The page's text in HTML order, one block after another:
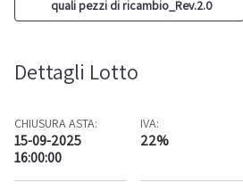
quali pezzi di ricambio_Rev.2.0
Dettagli Lotto
CHIUSURA ASTA:
15-09-2025
16:00:00
IVA:
22%